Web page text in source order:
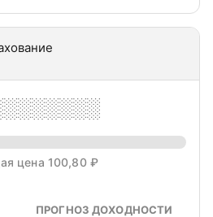
цена 100,80 ₽
ПРОГНОЗ ДОХОДНОСТИ